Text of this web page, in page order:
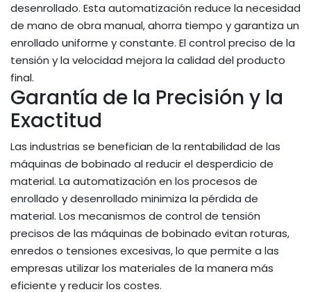
desenrollado. Esta automatización reduce la necesidad
de mano de obra manual, ahorra tiempo y garantiza un
enrollado uniforme y constante. El control preciso de la
tensión y la velocidad mejora la calidad del producto
final.
Garantía de la Precisión y la
Exactitud
Las industrias se benefician de la rentabilidad de las
máquinas de bobinado al reducir el desperdicio de
material. La automatización en los procesos de
enrollado y desenrollado minimiza la pérdida de
material. Los mecanismos de control de tensión
precisos de las máquinas de bobinado evitan roturas,
enredos o tensiones excesivas, lo que permite a las
empresas utilizar los materiales de la manera más
eficiente y reducir los costes.